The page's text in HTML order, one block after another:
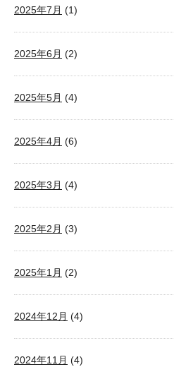
2025年7月 (1)
2025年6月 (2)
2025年5月 (4)
2025年4月 (6)
2025年3月 (4)
2025年2月 (3)
2025年1月 (2)
2024年12月 (4)
2024年11月 (4)